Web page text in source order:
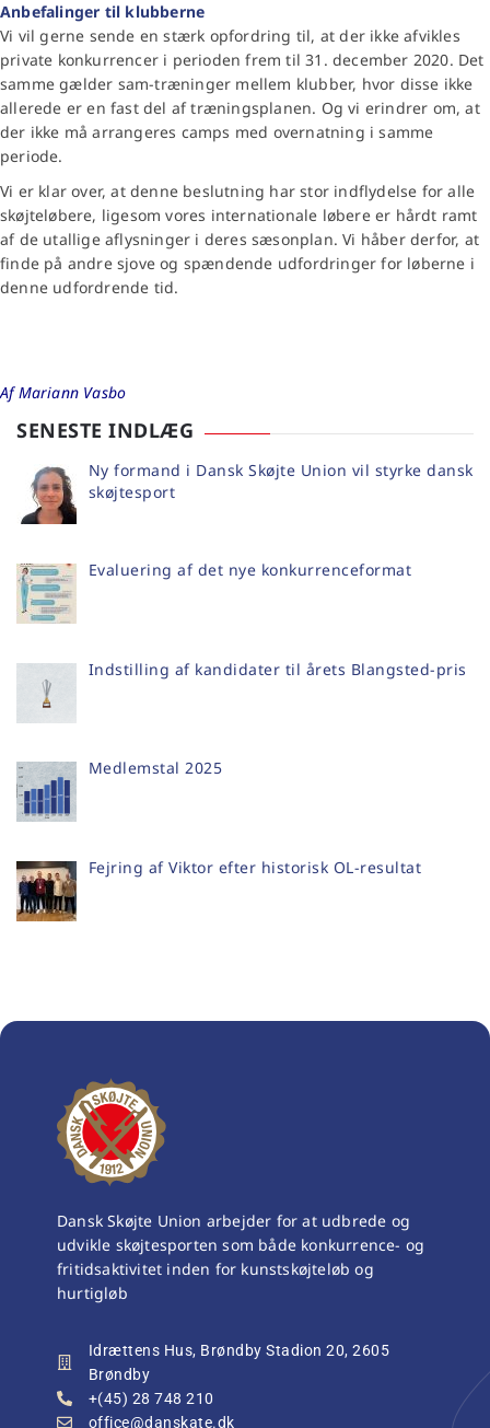
Anbefalinger til klubberne
Vi vil gerne sende en stærk opfordring til, at der ikke afvikles
private konkurrencer i perioden frem til 31. december 2020. Det
samme gælder sam-træninger mellem klubber, hvor disse ikke
allerede er en fast del af træningsplanen. Og vi erindrer om, at
der ikke må arrangeres camps med overnatning i samme
periode.
Vi er klar over, at denne beslutning har stor indflydelse for alle
skøjteløbere, ligesom vores internationale løbere er hårdt ramt
af de utallige aflysninger i deres sæsonplan. Vi håber derfor, at
finde på andre sjove og spændende udfordringer for løberne i
denne udfordrende tid.
Af Mariann Vasbo
SENESTE INDLÆG
Ny formand i Dansk Skøjte Union vil styrke dansk
skøjtesport
Evaluering af det nye konkurrenceformat
Indstilling af kandidater til årets Blangsted-pris
Medlemstal 2025
Fejring af Viktor efter historisk OL-resultat
Dansk Skøjte Union arbejder for at udbrede og
udvikle skøjtesporten som både konkurrence- og
fritidsaktivitet inden for kunstskøjteløb og
hurtigløb
Idrættens Hus, Brøndby Stadion 20, 2605
Brøndby
+(45) 28 748 210
office@danskate.dk